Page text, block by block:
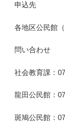
申込先
各地区公民館
問い合わせ
社会教育課：
龍田公民館：
斑鳩公民館：